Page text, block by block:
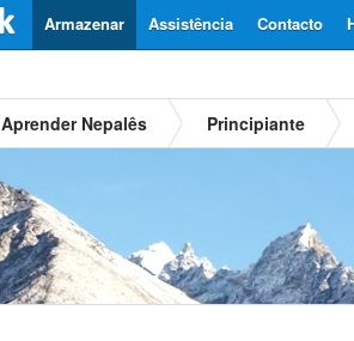
Contacto
Assistência
Armazenar
Aprender Nepalês Principiante